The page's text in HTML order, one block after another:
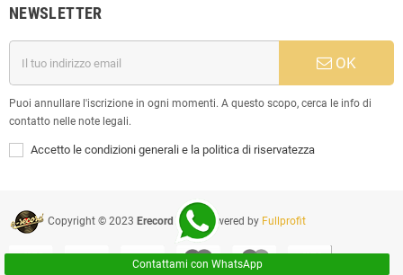
NEWSLETTER
OK
Puoi annullare l'iscrizione in ogni momenti. A questo scopo, cerca le info di
contatto nelle note legali.
Accetto le condizioni generali e la politica di riservatezza
Contattami con WhatsApp
Copyright © 2023 Erecord Srl| Powered by Fullprofit